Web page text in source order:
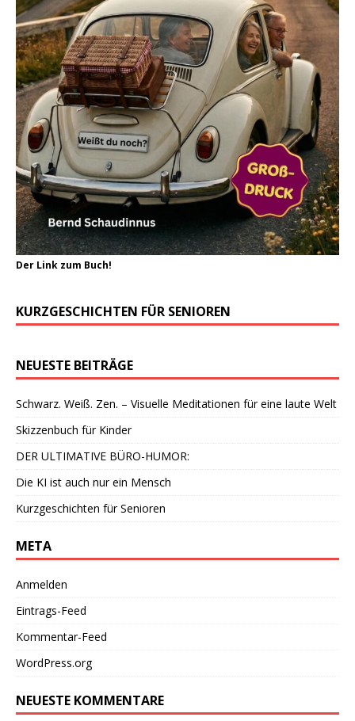
Der Link zum Buch!
KURZGESCHICHTEN FÜR SENIOREN
NEUESTE BEITRÄGE
Schwarz. Weiß. Zen. – Visuelle Meditationen für eine laute Welt
Skizzenbuch für Kinder
DER ULTIMATIVE BÜRO-HUMOR:
Die KI ist auch nur ein Mensch
Kurzgeschichten für Senioren
META
Anmelden
Eintrags-Feed
Kommentar-Feed
WordPress.org
NEUESTE KOMMENTARE